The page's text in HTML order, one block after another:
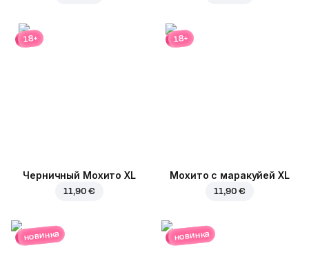
18+
Черничный Мохито XL
11,90 €
18+
Мохито с маракуйей XL
11,90 €
новинка новинка